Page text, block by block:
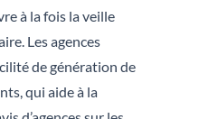
à la fois la veille
Les agences
de génération de
qui aide à la